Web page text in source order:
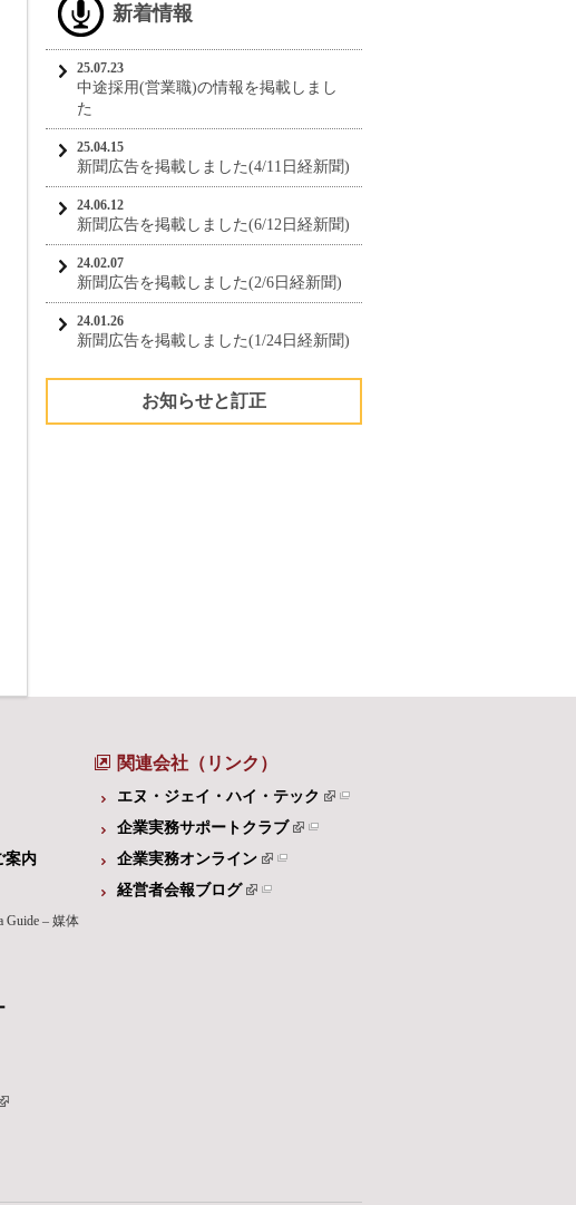
新着情報
25.07.23
中途採用(営業職)の情報を掲載しまし
た
25.04.15
新聞広告を掲載しました(4/11日経新聞)
24.06.12
新聞広告を掲載しました(6/12日経新聞)
24.02.07
新聞広告を掲載しました(2/6日経新聞)
24.01.26
新聞広告を掲載しました(1/24日経新聞)
お知らせと訂正
案内
– 媒体
関連会社（リンク）
エヌ・ジェイ・ハイ・テック
企業実務サポートクラブ
企業実務オンライン
経営者会報ブログ